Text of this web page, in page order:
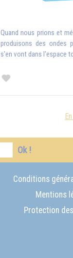
Quand nous prions et
produisons des ondes
s'en vont dans l'espace
Ok !
Conditions
Mentions
Protection